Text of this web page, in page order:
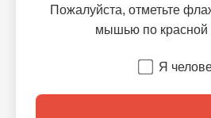
Пожалуйста, отметьте
мышью по красной
Я